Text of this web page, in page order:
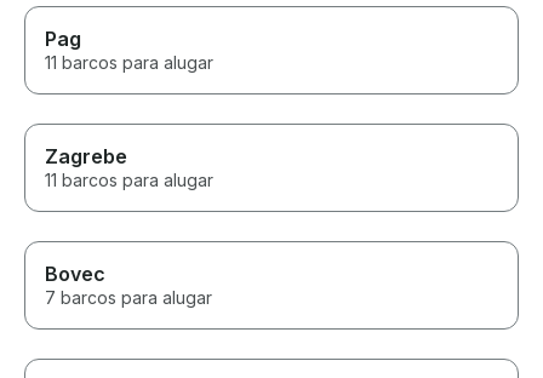
Pag
11 barcos para alugar
Zagrebe
11 barcos para alugar
Bovec
7 barcos para alugar